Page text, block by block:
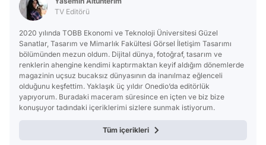
TV Editörü
2020 yılında TOBB Ekonomi ve Teknoloji Üniversitesi Güzel
Sanatlar, Tasarım ve Mimarlık Fakültesi Görsel İletişim Tasarımı
bölümünden mezun oldum. Dijital dünya, fotoğraf, tasarım ve
renklerin ahengine kendimi kaptırmaktan keyif aldığım dönemlerde
magazinin uçsuz bucaksız dünyasının da inanılmaz eğlenceli
olduğunu keşfettim. Yaklaşık üç yıldır Onedio’da editörlük
yapıyorum. Buradaki maceram süresince en içten ve biz bize
konuşuyor tadındaki içeriklerimi sizlere sunmak istiyorum.
Tüm içerikleri